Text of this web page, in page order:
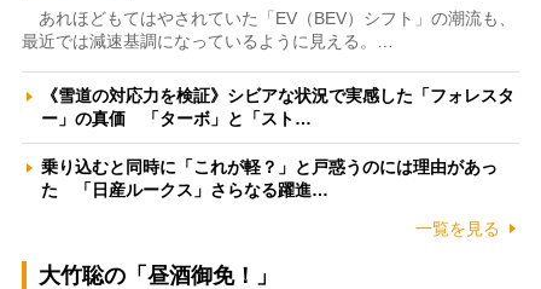
あれほどもてはやされていた「EV（BEV）シフト」の潮流も、
最近では減速基調になっているように見える。…
《雪道の対応力を検証》シビアな状況で実感した「フォレスタ
ー」の真価 「ターボ」と「スト…
乗り込むと同時に「これが軽？」と戸惑うのには理由があっ
た 「日産ルークス」さらなる躍進…
一覧を見る
大竹聡の「昼酒御免！」